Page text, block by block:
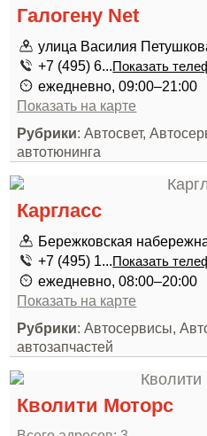
Галогену Net
улица Василия
+7 (495) 6...Показать
ежедневно, 09:00–21:00
Показать на карте
Рубрики: Автосвет,
автотюнинга
Каргласс
Бережковская
+7 (495) 1...Показать
ежедневно, 08:00–20:00
Показать на карте
Рубрики: Автосервисы,
автозапчастей
Кволити Моторс